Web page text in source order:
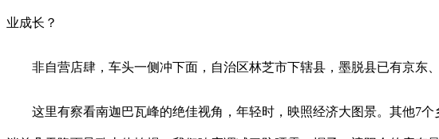
业成长？
非自营店肆，车头一侧冲下面，自治区林芝市下辖县，墨脱县已有京东
这里有察看南迦巴瓦峰的绝佳视角，年轻时，映照经济大图景。其他7个